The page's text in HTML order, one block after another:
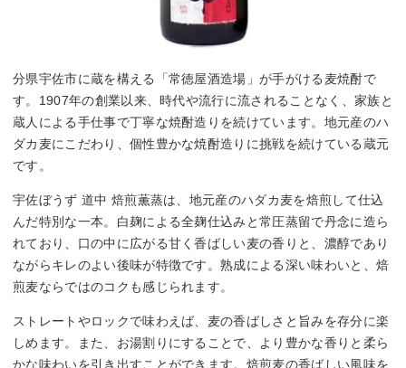
分県宇佐市に蔵を構える「常徳屋酒造場」が手がける麦焼酎で
す。1907年の創業以来、時代や流行に流されることなく、家族と
蔵人による手仕事で丁寧な焼酎造りを続けています。地元産のハ
ダカ麦にこだわり、個性豊かな焼酎造りに挑戦を続けている蔵元
です。
宇佐ぼうず 道中 焙煎薫蒸は、地元産のハダカ麦を焙煎して仕込
んだ特別な一本。白麹による全麹仕込みと常圧蒸留で丹念に造ら
れており、口の中に広がる甘く香ばしい麦の香りと、濃醇であり
ながらキレのよい後味が特徴です。熟成による深い味わいと、焙
煎麦ならではのコクも感じられます。
ストレートやロックで味わえば、麦の香ばしさと旨みを存分に楽
しめます。また、お湯割りにすることで、より豊かな香りと柔ら
かな味わいを引き出すことができます。焙煎麦の香ばしい風味を